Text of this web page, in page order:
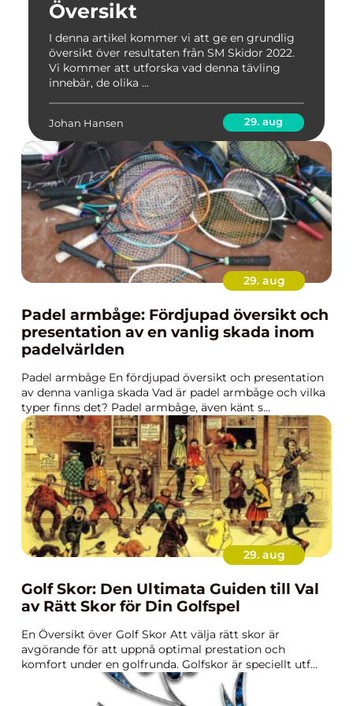
Översikt
I denna artikel kommer vi att ge en grundlig
översikt över resultaten från SM Skidor 2022.
Vi kommer att utforska vad denna tävling
innebär, de olika ...
Johan Hansen 29. aug
29. aug
Padel armbåge: Fördjupad översikt och
presentation av en vanlig skada inom
padelvärlden
Padel armbåge En fördjupad översikt och presentation
av denna vanliga skada Vad är padel armbåge och vilka
typer finns det? Padel armbåge, även känt s...
29. aug
Golf Skor: Den Ultimata Guiden till Val
av Rätt Skor för Din Golfspel
En Översikt över Golf Skor Att välja rätt skor är
avgörande för att uppnå optimal prestation och
komfort under en golfrunda. Golfskor är speciellt utf...